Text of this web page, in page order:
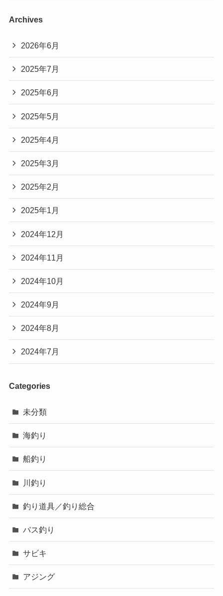
Archives
2026年6月
2025年7月
2025年6月
2025年5月
2025年4月
2025年3月
2025年2月
2025年1月
2024年12月
2024年11月
2024年10月
2024年9月
2024年8月
2024年7月
Categories
未分類
海釣り
船釣り
川釣り
釣り道具／釣り総合
バス釣り
サビキ
アジング